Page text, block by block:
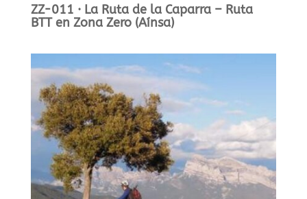
ZZ-011 · La Ruta de la Caparra – Ruta
BTT en Zona Zero (Aínsa)